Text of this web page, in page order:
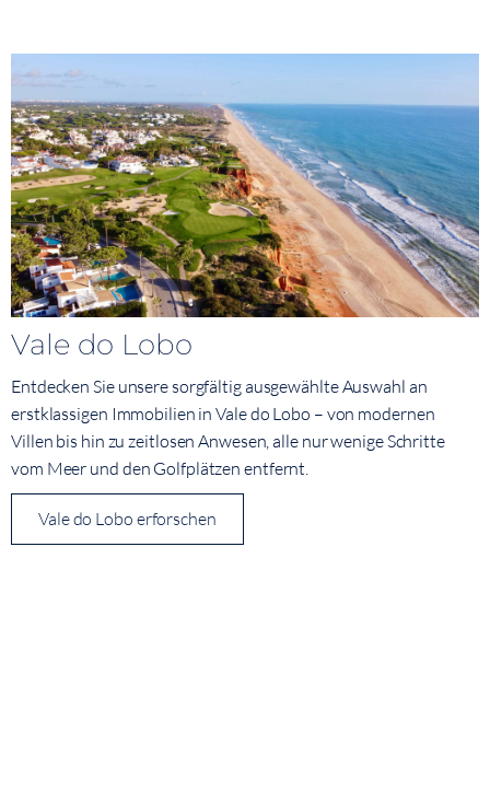
Vale do Lobo
Entdecken Sie unsere sorgfältig ausgewählte Auswahl an
erstklassigen Immobilien in Vale do Lobo – von modernen
Villen bis hin zu zeitlosen Anwesen, alle nur wenige Schritte
vom Meer und den Golfplätzen entfernt.
Vale do Lobo erforschen